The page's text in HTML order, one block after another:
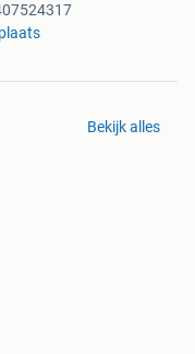
Bekijk alles